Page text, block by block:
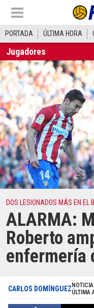
PORTADA ÚLTIMA HORA
Jugadores
DOS LESIONADOS MÁS EN EL
ALARMA:
Roberto
enfermería
CARLOS DOMÍNGUEZÚLTIMA